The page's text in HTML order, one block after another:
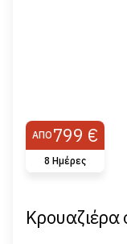
ΑΠΌ 799 €
8 Ημέρες
Κρουαζιέρα